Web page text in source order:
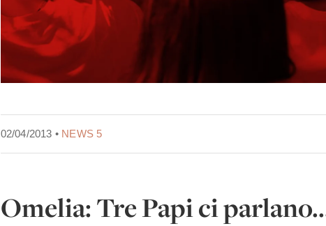
02/04/2013 • NEWS 5
Omelia: Tre Papi ci